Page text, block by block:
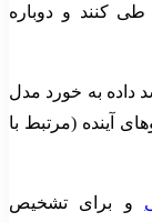
کنند و دوباره
داده به خورد مدل
آینده (مرتبط با
و برای تشخیص